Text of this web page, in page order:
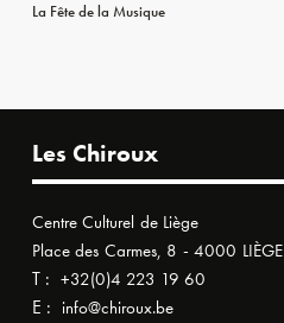
La Fête de la Musique
Les Chiroux
Centre Culturel de Liège
Place des Carmes, 8 - 4000 LIÈGE
T : +32(0)4 223 19 60
E : info@chiroux.be